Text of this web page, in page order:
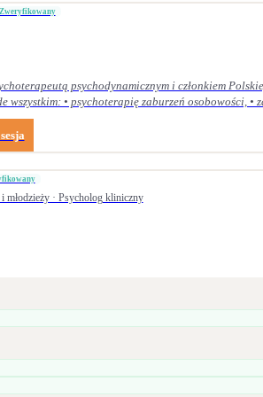
Zweryfikowany
psychodynamicznym i członkiem
• psychoterapię zaburzeń osobowości, • zaburzenia
we Wrocławiu — w 2007 r. studia licencjackie
dyplom psychoterapeuty psychodynamicznego. Od ukończenia szkoły psychoterapii regularnie uczestniczę w
i na bieżąco śledzę literaturę z zakresu
młodzieży · Psycholog kliniczny